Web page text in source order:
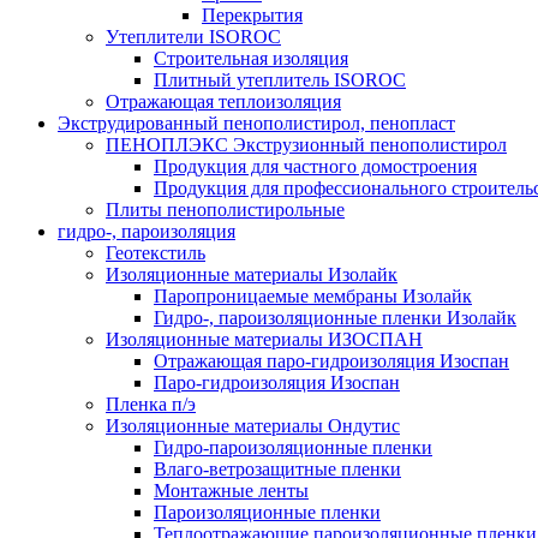
Перекрытия
Утеплители ISOROC
Строительная изоляция
Плитный утеплитель ISOROC
Отражающая теплоизоляция
Экструдированный пенополистирол, пенопласт
ПЕНОПЛЭКС Экструзионный пенополистирол
Продукция для частного домостроения
Продукция для профессионального
Плиты пенополистирольные
гидро-, пароизоляция
Геотекстиль
Изоляционные материалы Изолайк
Паропроницаемые мембраны Изолайк
Гидро-, пароизоляционные пленки Изолайк
Изоляционные материалы ИЗОСПАН
Отражающая паро-гидроизоляция Изоспан
Паро-гидроизоляция Изоспан
Пленка п/э
Изоляционные материалы Ондутис
Гидро-пароизоляционные пленки
Влаго-ветрозащитные пленки
Монтажные ленты
Пароизоляционные пленки
Теплоотражающие пароизоляционные пленки